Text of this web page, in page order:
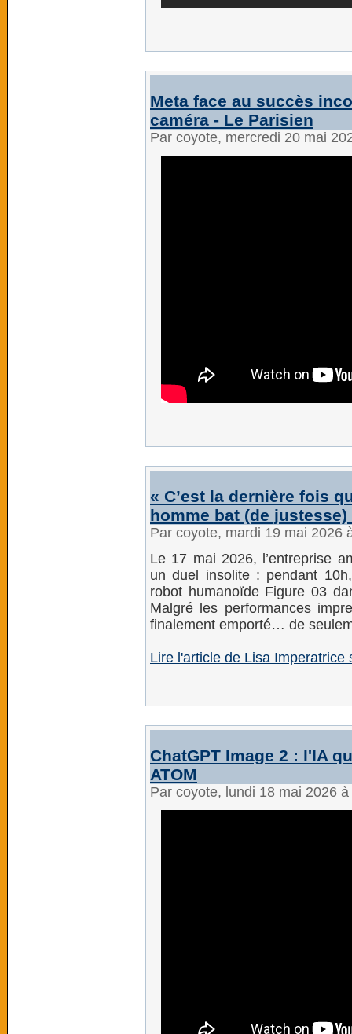
Meta face au succès
caméra - Le Parisien
Par coyote, mercredi 20 mai
« C’est la dernière fois
homme bat (de
Par coyote, mardi 19 mai 2026
Le 17 mai 2026, l’entreprise
un duel insolite : pendant
robot humanoïde Figure 03
Malgré les performances
finalement emporté… de
Lire l'article de Lisa Imperatrice
ChatGPT Image 2 : l'IA
ATOM
Par coyote, lundi 18 mai 2026